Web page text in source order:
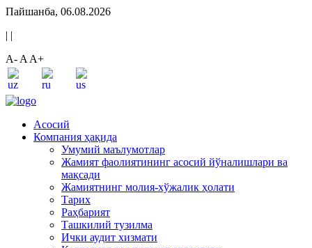
Пайшанба, 06.08.2026
| |
A- A A+
Асосий
Компания ҳақида
Умумий маълумотлар
Жамият фаолиятининг асосий йўналишлари ва
мақсади
Жамиятнинг молия-хўжалик ҳолати
Тарих
Раҳбарият
Ташкилий тузилма
Ички аудит хизмати